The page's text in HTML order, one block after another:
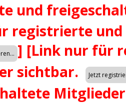
und
registrierte
] [Link nur für
sichtbar.